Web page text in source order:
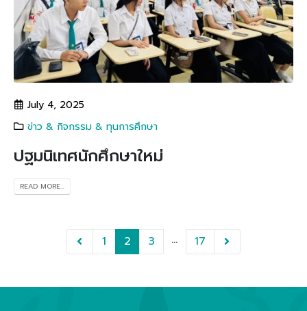
July 4, 2025
ข่าว & กิจกรรม & ทุนการศึกษา
ปฐมนิเทศนักศึกษาใหม่
READ MORE...
1 2 3 … 17